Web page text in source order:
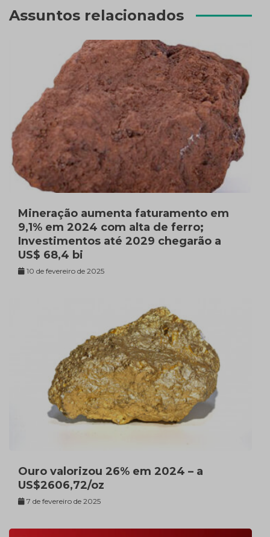
Assuntos relacionados
Mineração aumenta faturamento em
9,1% em 2024 com alta de ferro;
Investimentos até 2029 chegarão a
US$ 68,4 bi
10 de fevereiro de 2025
Ouro valorizou 26% em 2024 – a
US$2606,72/oz
7 de fevereiro de 2025